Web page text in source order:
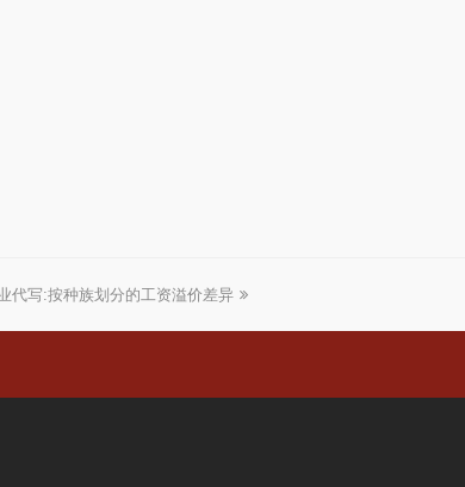
代写:按种族划分的工资溢价差异